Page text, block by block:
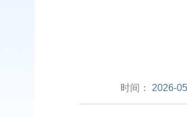
时间： 2026-